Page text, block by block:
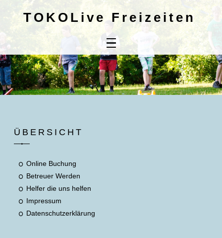
Home
Buchung
Kontaktdaten
TOKOLive Freizeiten
ÜBERSICHT
Online Buchung
Betreuer Werden
Helfer die uns helfen
Impressum
Datenschutzerklärung